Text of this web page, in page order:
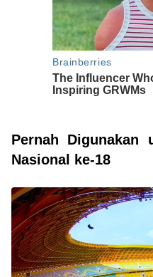
Pernah Digunakan
Nasional ke-18